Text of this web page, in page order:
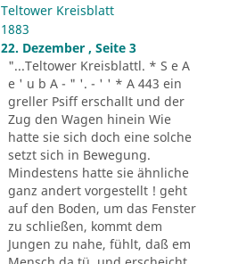
Teltower Kreisblatt
1883
22. Dezember , Seite 3
"...Teltower Kreisblattl. * S e A
e ' u b A - " '. - ' ' * A 443 ein
greller Psiff erschallt und der
Zug den Wagen hinein Wie
hatte sie sich doch eine solche
setzt sich in Bewegung.
Mindestens hatte sie ähnliche
ganz andert vorgestellt ! geht
auf den Boden, um das Fenster
zu schließen, kommt dem
Jungen zu nahe, fühlt, daß em